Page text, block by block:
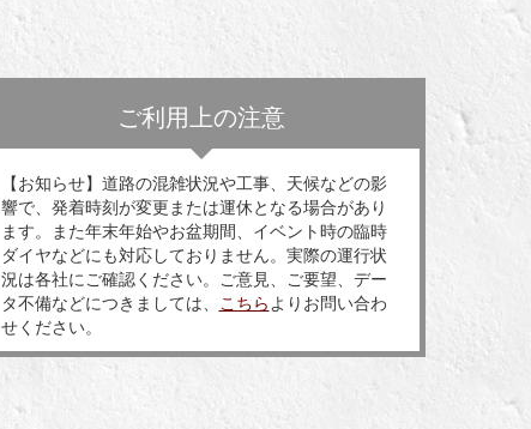
ご利用上の注意
【お知らせ】道路の混雑状況や工事、天候などの影
響で、発着時刻が変更または運休となる場合があり
ます。また年末年始やお盆期間、イベント時の臨時
ダイヤなどにも対応しておりません。実際の運行状
況は各社にご確認ください。ご意見、ご要望、デー
タ不備などにつきましては、
こちら よりお問い合わ
せください。